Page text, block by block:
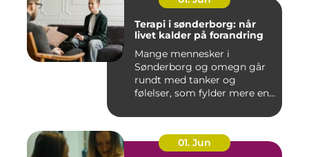
Terapi i sønderborg: når
livet kalder på forandring
Mange mennesker i
Sønderborg og omegn går
rundt med tanker og
følelser, som fylder mere end
01. Jun